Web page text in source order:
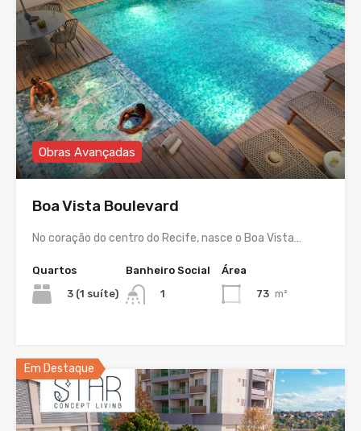
Obras Avançadas
Boa Vista Boulevard
No coração do centro do Recife, nasce o Boa Vista…
Quartos
3 (1 suíte)
Banheiro Social
1
Área
73 m²
Em Destaque